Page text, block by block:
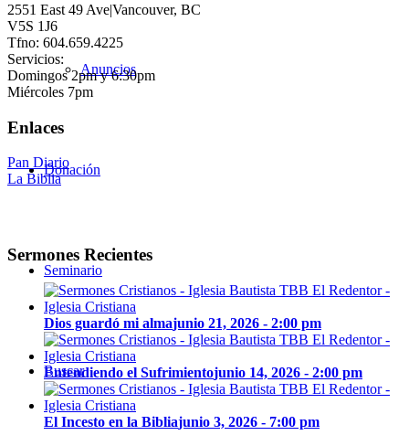
Anuncios
Donación
Seminario
Buscar
2551 East 49 Ave|Vancouver, BC
V5S 1J6
Tfno: 604.659.4225
Servicios:
Domingos 2pm y 6:30pm
Miércoles 7pm
Enlaces
Pan Diario
La Biblia
Sermones Recientes
Dios guardó mi almajunio 21, 2026 - 2:00 pm
Entendiendo el Sufrimientojunio 14, 2026 - 2:00 pm
El Incesto en la Bibliajunio 3, 2026 - 7:00 pm